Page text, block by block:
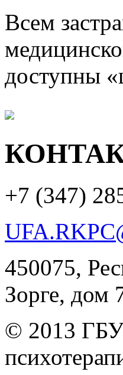
Всем
доступны
+7 (347)
450075,
Зорге, дом
© 2013